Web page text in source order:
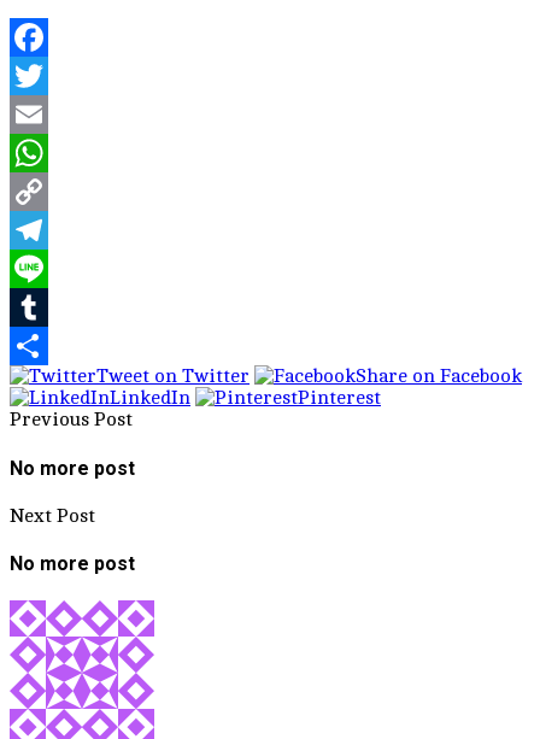
Facebook
Twitter
Email
WhatsApp
Copy
Link
Telegram
Line
Tumblr
Share
Tweet on Twitter
Share on Facebook
LinkedIn
Pinterest
Previous Post
No more post
Next Post
No more post